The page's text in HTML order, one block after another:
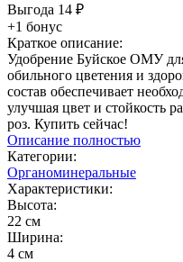
Выгода 14 ₽
+1 бонус
Краткое описание:
Удобрение Буйское ОМУ
обильного цветения и
состав обеспечивает
улучшая цвет и стойкость
роз. Купить сейчас!
Описание полностью
Категории:
Органоминеральные
Характеристики:
Высота:
22 см
Ширина:
4 см